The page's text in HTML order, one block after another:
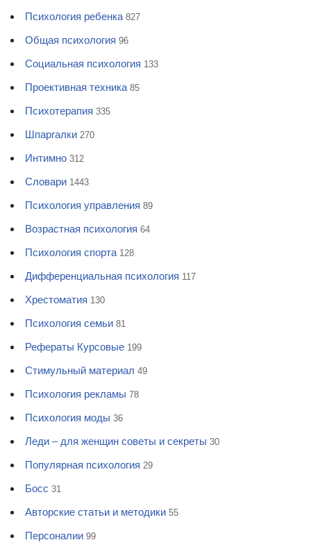
Психология ребенка 827
Общая психология 96
Социальная психология 133
Проективная техника 85
Психотерапия 335
Шпаргалки 270
Интимно 312
Словари 1443
Психология управления 89
Возрастная психология 64
Психология спорта 128
Дифференциальная психология 117
Хрестоматия 130
Психология семьи 81
Рефераты Курсовые 199
Стимульный материал 49
Психология рекламы 78
Психология моды 36
Леди – для женщин советы и секреты 30
Популярная психология 29
Босс 31
Авторские статьи и методики 55
Персоналии 99